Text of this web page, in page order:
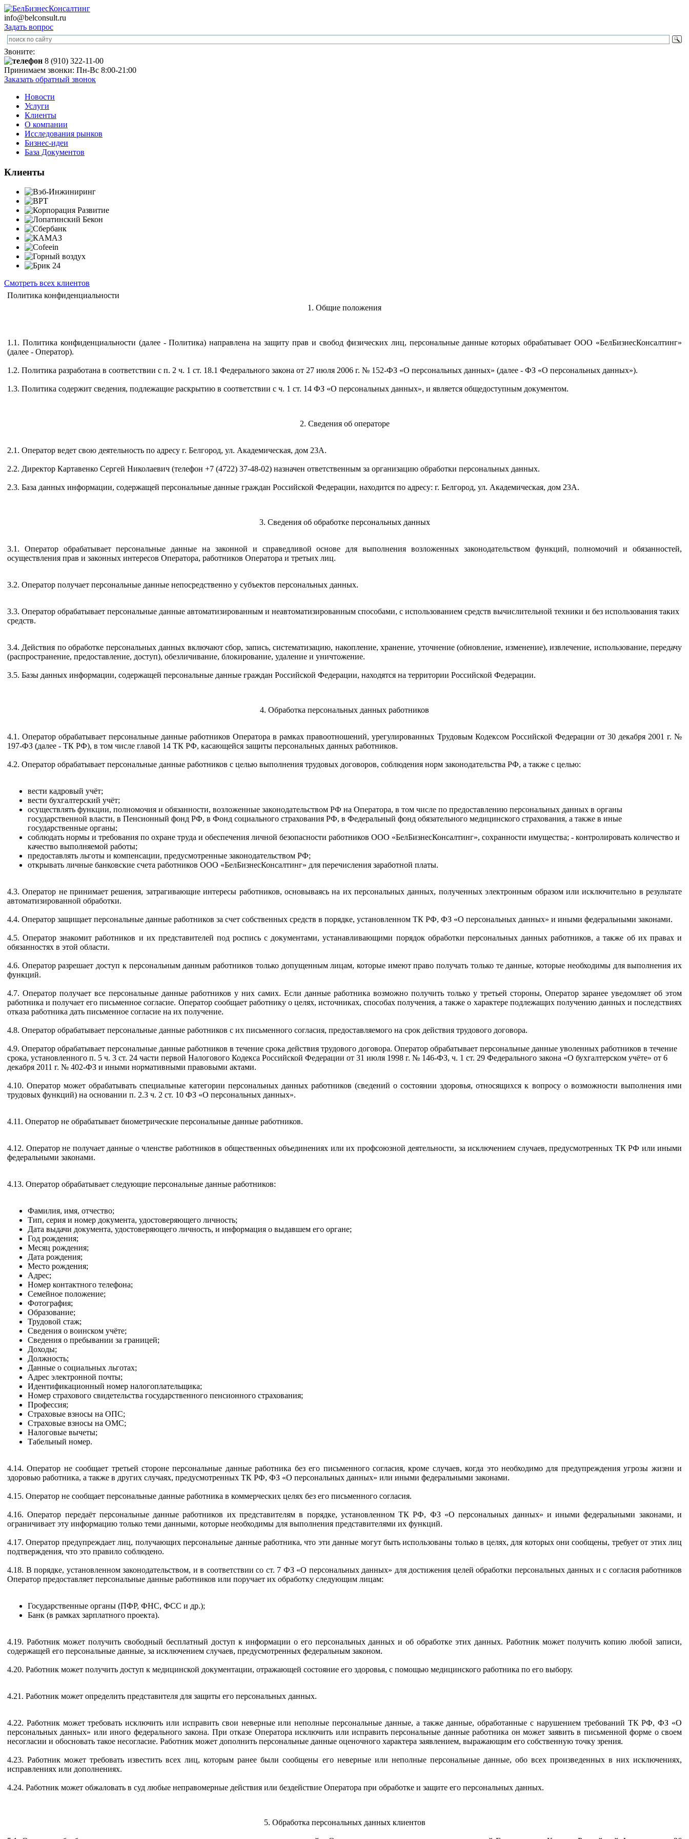
info@belconsult.ru
Задать вопрос
Звоните:
8 (910) 322-11-00
Принимаем звонки: Пн-Вс 8:00-21:00
Заказать обратный звонок
Новости
Услуги
Клиенты
О компании
Исследования рынков
Бизнес-идеи
База Документов
Клиенты
Смотреть всех клиентов
Политика конфиденциальности
1. Общие положения
1.1. Политика конфиденциальности (далее - Политика) направлена на защиту прав и свобод физических лиц, персональные данные которых обрабатывает ООО «БелБизнесКонсалтинг»
(далее - Оператор).
1.2. Политика разработана в соответствии с п. 2 ч. 1 ст. 18.1 Федерального закона от 27 июля 2006 г. № 152-ФЗ «О персональных данных» (далее - ФЗ «О персональных данных»).
1.3. Политика содержит сведения, подлежащие раскрытию в соответствии с ч. 1 ст. 14 ФЗ «О персональных данных», и является общедоступным документом.
2. Сведения об операторе
2.1. Оператор ведет свою деятельность по адресу г. Белгород, ул. Академическая, дом 23А.
2.2. Директор Картавенко Сергей Николаевич (телефон +7 (4722) 37-48-02) назначен ответственным за организацию обработки персональных данных.
2.3. База данных информации, содержащей персональные данные граждан Российской Федерации, находится по адресу: г. Белгород, ул. Академическая, дом 23А.
3. Сведения об обработке персональных данных
3.1. Оператор обрабатывает персональные данные на законной и справедливой основе для выполнения возложенных законодательством функций, полномочий и обязанностей,
осуществления прав и законных интересов Оператора, работников Оператора и третьих лиц.
3.2. Оператор получает персональные данные непосредственно у субъектов персональных данных.
3.3. Оператор обрабатывает персональные данные автоматизированным и неавтоматизированным способами, с использованием средств вычислительной техники и без использования таких
средств.
3.4. Действия по обработке персональных данных включают сбор, запись, систематизацию, накопление, хранение, уточнение (обновление, изменение), извлечение, использование, передачу
(распространение, предоставление, доступ), обезличивание, блокирование, удаление и уничтожение.
3.5. Базы данных информации, содержащей персональные данные граждан Российской Федерации, находятся на территории Российской Федерации.
4. Обработка персональных данных работников
4.1. Оператор обрабатывает персональные данные работников Оператора в рамках правоотношений, урегулированных Трудовым Кодексом Российской Федерации от 30 декабря 2001 г. №
197-ФЗ (далее - ТК РФ), в том числе главой 14 ТК РФ, касающейся защиты персональных данных работников.
4.2. Оператор обрабатывает персональные данные работников с целью выполнения трудовых договоров, соблюдения норм законодательства РФ, а также с целью:
вести кадровый учёт;
вести бухгалтерский учёт;
осуществлять функции, полномочия и обязанности, возложенные законодательством РФ на Оператора, в том числе по предоставлению персональных данных в органы
государственной власти, в Пенсионный фонд РФ, в Фонд социального страхования РФ, в Федеральный фонд обязательного медицинского страхования, а также в иные
государственные органы;
соблюдать нормы и требования по охране труда и обеспечения личной безопасности работников ООО «БелБизнесКонсалтинг», сохранности имущества; - контролировать количество и
качество выполняемой работы;
предоставлять льготы и компенсации, предусмотренные законодательством РФ;
открывать личные банковские счета работников ООО «БелБизнесКонсалтинг» для перечисления заработной платы.
4.3. Оператор не принимает решения, затрагивающие интересы работников, основываясь на их персональных данных, полученных электронным образом или исключительно в результате
автоматизированной обработки.
4.4. Оператор защищает персональные данные работников за счет собственных средств в порядке, установленном ТК РФ, ФЗ «О персональных данных» и иными федеральными законами.
4.5. Оператор знакомит работников и их представителей под роспись с документами, устанавливающими порядок обработки персональных данных работников, а также об их правах и
обязанностях в этой области.
4.6. Оператор разрешает доступ к персональным данным работников только допущенным лицам, которые имеют право получать только те данные, которые необходимы для выполнения их
функций.
4.7. Оператор получает все персональные данные работников у них самих. Если данные работника возможно получить только у третьей стороны, Оператор заранее уведомляет об этом
работника и получает его письменное согласие. Оператор сообщает работнику о целях, источниках, способах получения, а также о характере подлежащих получению данных и последствиях
отказа работника дать письменное согласие на их получение.
4.8. Оператор обрабатывает персональные данные работников с их письменного согласия, предоставляемого на срок действия трудового договора.
4.9. Оператор обрабатывает персональные данные работников в течение срока действия трудового договора. Оператор обрабатывает персональные данные уволенных работников в течение
срока, установленного п. 5 ч. 3 ст. 24 части первой Налогового Кодекса Российской Федерации от 31 июля 1998 г. № 146-ФЗ, ч. 1 ст. 29 Федерального закона «О бухгалтерском учёте» от 6
декабря 2011 г. № 402-ФЗ и иными нормативными правовыми актами.
4.10. Оператор может обрабатывать специальные категории персональных данных работников (сведений о состоянии здоровья, относящихся к вопросу о возможности выполнения ими
трудовых функций) на основании п. 2.3 ч. 2 ст. 10 ФЗ «О персональных данных».
4.11. Оператор не обрабатывает биометрические персональные данные работников.
4.12. Оператор не получает данные о членстве работников в общественных объединениях или их профсоюзной деятельности, за исключением случаев, предусмотренных ТК РФ или иными
федеральными законами.
4.13. Оператор обрабатывает следующие персональные данные работников:
Фамилия, имя, отчество;
Тип, серия и номер документа, удостоверяющего личность;
Дата выдачи документа, удостоверяющего личность, и информация о выдавшем его органе;
Год рождения;
Месяц рождения;
Дата рождения;
Место рождения;
Адрес;
Номер контактного телефона;
Семейное положение;
Фотография;
Образование;
Трудовой стаж;
Сведения о воинском учёте;
Сведения о пребывании за границей;
Доходы;
Должность;
Данные о социальных льготах;
Адрес электронной почты;
Идентификационный номер налогоплательщика;
Номер страхового свидетельства государственного пенсионного страхования;
Профессия;
Страховые взносы на ОПС;
Страховые взносы на ОМС;
Налоговые вычеты;
Табельный номер.
4.14. Оператор не сообщает третьей стороне персональные данные работника без его письменного согласия, кроме случаев, когда это необходимо для предупреждения угрозы жизни и
здоровью работника, а также в других случаях, предусмотренных ТК РФ, ФЗ «О персональных данных» или иными федеральными законами.
4.15. Оператор не сообщает персональные данные работника в коммерческих целях без его письменного согласия.
4.16. Оператор передаёт персональные данные работников их представителям в порядке, установленном ТК РФ, ФЗ «О персональных данных» и иными федеральными законами, и
ограничивает эту информацию только теми данными, которые необходимы для выполнения представителями их функций.
4.17. Оператор предупреждает лиц, получающих персональные данные работника, что эти данные могут быть использованы только в целях, для которых они сообщены, требует от этих лиц
подтверждения, что это правило соблюдено.
4.18. В порядке, установленном законодательством, и в соответствии со ст. 7 ФЗ «О персональных данных» для достижения целей обработки персональных данных и с согласия работников
Оператор предоставляет персональные данные работников или поручает их обработку следующим лицам:
Государственные органы (ПФР, ФНС, ФСС и др.);
Банк (в рамках зарплатного проекта).
4.19. Работник может получить свободный бесплатный доступ к информации о его персональных данных и об обработке этих данных. Работник может получить копию любой записи,
содержащей его персональные данные, за исключением случаев, предусмотренных федеральным законом.
4.20. Работник может получить доступ к медицинской документации, отражающей состояние его здоровья, с помощью медицинского работника по его выбору.
4.21. Работник может определить представителя для защиты его персональных данных.
4.22. Работник может требовать исключить или исправить свои неверные или неполные персональные данные, а также данные, обработанные с нарушением требований ТК РФ, ФЗ «О
персональных данных» или иного федерального закона. При отказе Оператора исключить или исправить персональные данные работника он может заявить в письменной форме о своем
несогласии и обосновать такое несогласие. Работник может дополнить персональные данные оценочного характера заявлением, выражающим его собственную точку зрения.
4.23. Работник может требовать известить всех лиц, которым ранее были сообщены его неверные или неполные персональные данные, обо всех произведенных в них исключениях,
исправлениях или дополнениях.
4.24. Работник может обжаловать в суд любые неправомерные действия или бездействие Оператора при обработке и защите его персональных данных.
5. Обработка персональных данных клиентов